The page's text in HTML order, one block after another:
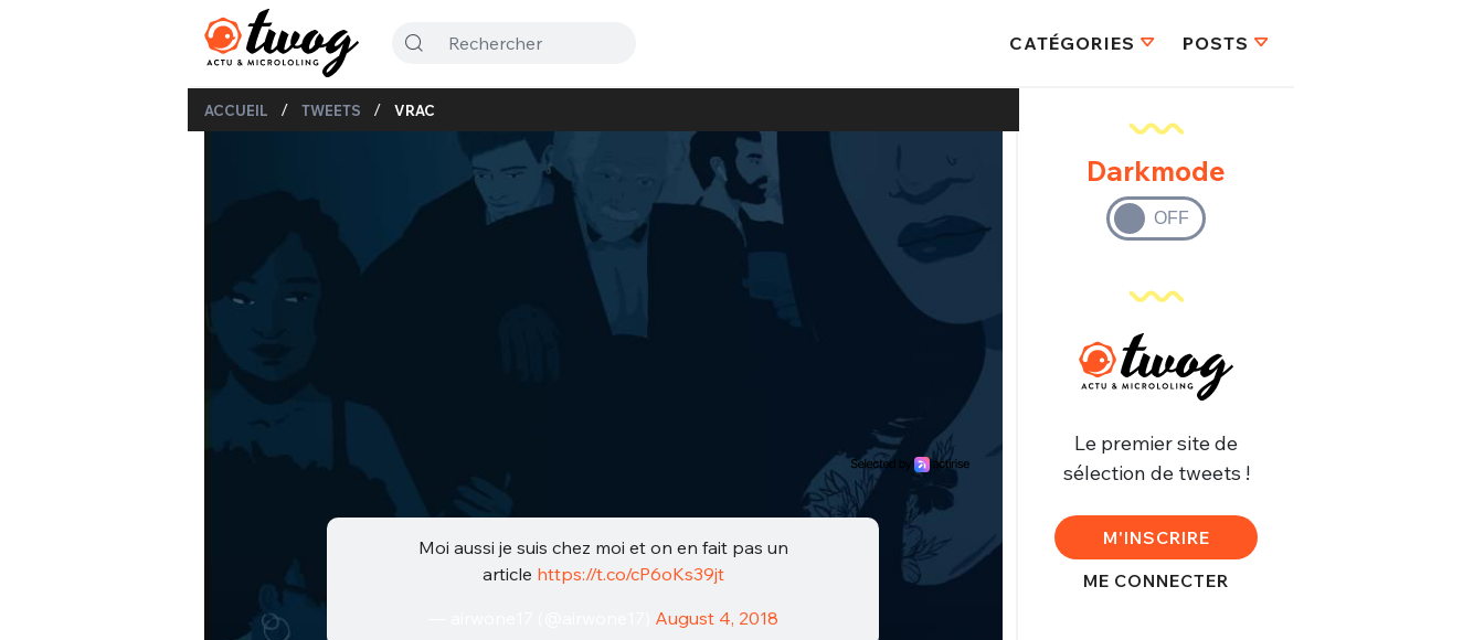
CATÉGORIES POSTS
ACCUEIL / TWEETS / VRAC
Moi aussi je suis chez moi et on en fait pas un
article https://t.co/cP6oKs39jt
August 4, 2018
Darkmode
Le premier site de
sélection de tweets !
M'INSCRIRE
ME CONNECTER